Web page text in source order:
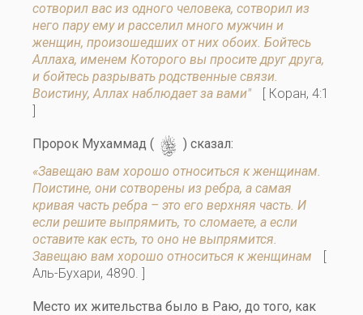
сотворил вас из одного человека, сотворил из
него пару ему и расселил много мужчин и
женщин, произошедших от них обоих. Бойтесь
Аллаха, именем Которого вы просите друг друга,
и бойтесь разрывать родственные связи.
Воистину, Аллах наблюдает за вами"
[ Коран, 4:1
]
Пророк Мухаммад ( s ) сказал:
«Завещаю вам хорошо относиться к женщинам.
Поистине, они сотворены из ребра, а самая
кривая часть ребра – это его верхняя часть. И
если решите выпрямить, то сломаете, а если
оставите как есть, то оно не выпрямится.
Завещаю вам хорошо относиться к женщинам
[
Аль-Бухари, 4890. ]
Место их жительства было в Раю, до того, как